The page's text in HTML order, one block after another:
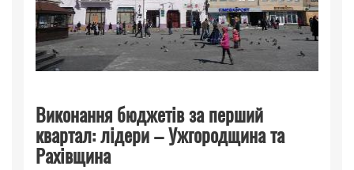
Виконання бюджетів за перший
квартал: лідери – Ужгородщина та
Рахівщина